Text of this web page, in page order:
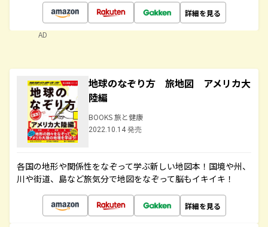
詳細を見る
AD
地球のなぞり方 旅地図 アメリカ大
陸編
BOOKS 旅と健康
2022.10.14 発売
各国の地形や関係性をなぞって学ぶ新しい地図本！国境や州、
川や街道、島など旅気分で地図をなぞって脳もイキイキ！
詳細を見る